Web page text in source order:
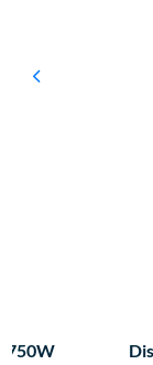
Disco Duro